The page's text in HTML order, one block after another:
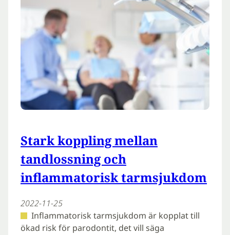
Stark koppling mellan
tandlossning och
inflammatorisk tarmsjukdom
2022-11-25
Inflammatorisk tarmsjukdom är kopplat till
ökad risk för parodontit, det vill säga